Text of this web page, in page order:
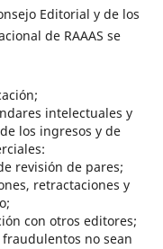
Editorial y de los
de RAAAS se
intelectuales y
los ingresos y de
revisión de pares;
retractaciones y
con otros editores;
no sean